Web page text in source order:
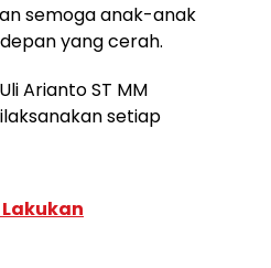
semoga anak-anak
yang cerah.
Arianto ST MM
setiap
Lakukan